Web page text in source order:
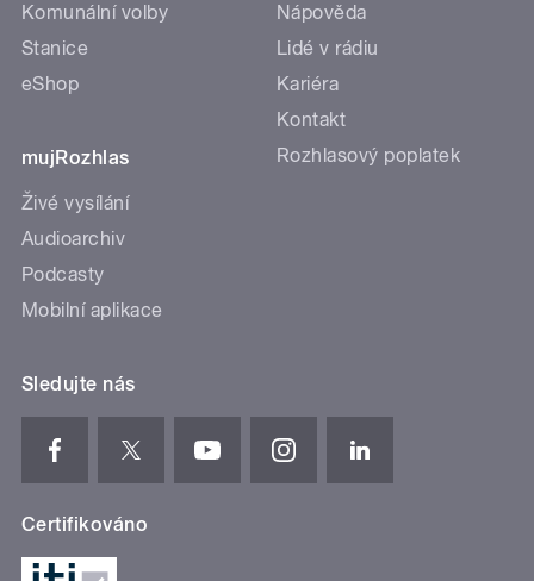
Komunální volby
Stanice
eShop
mujRozhlas
Živé vysílání
Audioarchiv
Podcasty
Mobilní aplikace
Nápověda
Lidé v rádiu
Kariéra
Kontakt
Rozhlasový poplatek
Sledujte nás
Certifikováno